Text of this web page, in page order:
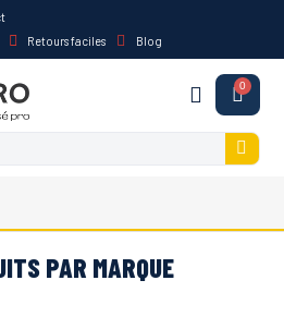
Retours faciles Blog
PAR MARQUE